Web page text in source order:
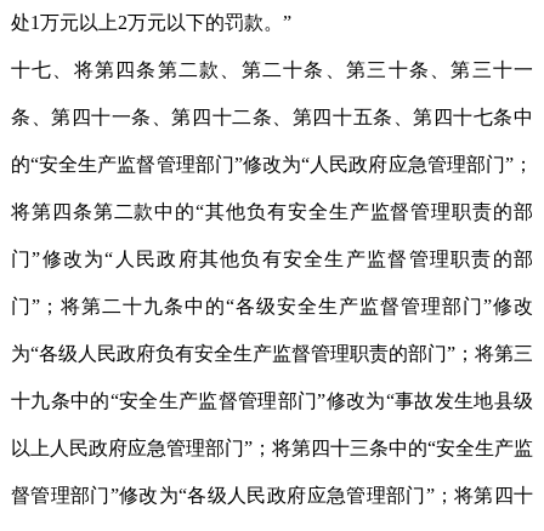
处1万元以上2万元以下的罚款。”
十七、将第四条第二款、第二十条、第三十条、第三十一
条、第四十一条、第四十二条、第四十五条、第四十七条中
的“安全生产监督管理部门”修改为“人民政府应急管理部门”；
将第四条第二款中的“其他负有安全生产监督管理职责的部
门”修改为“人民政府其他负有安全生产监督管理职责的部
门”；将第二十九条中的“各级安全生产监督管理部门”修改
为“各级人民政府负有安全生产监督管理职责的部门”；将第三
十九条中的“安全生产监督管理部门”修改为“事故发生地县级
以上人民政府应急管理部门”；将第四十三条中的“安全生产监
督管理部门”修改为“各级人民政府应急管理部门”；将第四十